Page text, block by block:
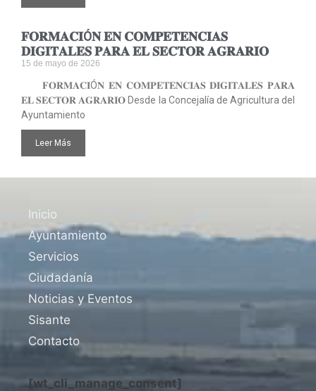
𝐅𝐎𝐑𝐌𝐀𝐂𝐈Ó𝐍 𝐄𝐍 𝐂𝐎𝐌𝐏𝐄𝐓𝐄𝐍𝐂𝐈𝐀𝐒
𝐃𝐈𝐆𝐈𝐓𝐀𝐋𝐄𝐒 𝐏𝐀𝐑𝐀 𝐄𝐋 𝐒𝐄𝐂𝐓𝐎𝐑 𝐀𝐆𝐑𝐀𝐑𝐈𝐎
15 de mayo de 2026
𝐅𝐎𝐑𝐌𝐀𝐂𝐈Ó𝐍 𝐄𝐍 𝐂𝐎𝐌𝐏𝐄𝐓𝐄𝐍𝐂𝐈𝐀𝐒 𝐃𝐈𝐆𝐈𝐓𝐀𝐋𝐄𝐒 𝐏𝐀𝐑𝐀
𝐄𝐋 𝐒𝐄𝐂𝐓𝐎𝐑 𝐀𝐆𝐑𝐀𝐑𝐈𝐎 Desde la Concejalía de Agricultura del
Ayuntamiento
Leer Más
Inicio
Ayuntamiento
Servicios
Ciudadanía
Noticias y Eventos
Sisante
Contacto
[wt_cli_manage_consent]